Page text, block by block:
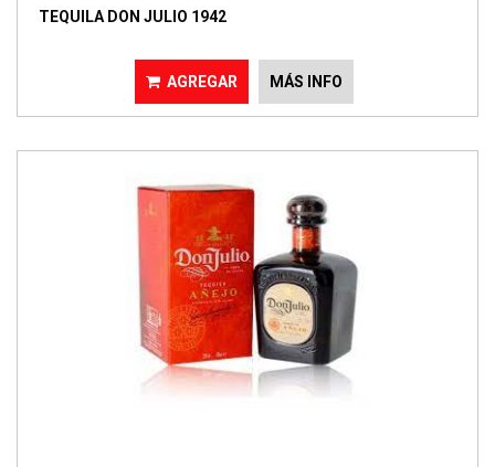
TEQUILA DON JULIO 1942
AGREGAR MÁS INFO